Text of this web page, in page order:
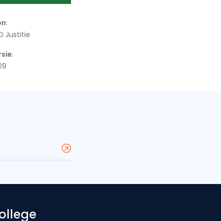
:
Justitie
: